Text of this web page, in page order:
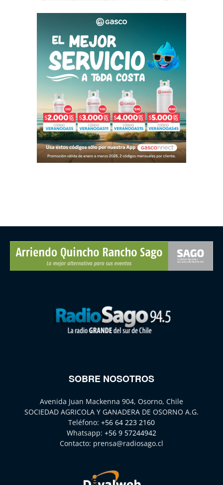
SOBRE NOSOTROS
Avenida Juan Mackenna 904, Osorno, Chile
SOCIEDAD AGRICOLA Y GANADERA DE OSORNO A.G.
Teléfono: +56 64 223 2160
Whatsapp: +56 9 57244942
Contacto: prensa@radiosago.cl